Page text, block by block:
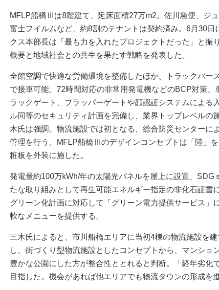
MFLP船橋Ⅲは8階建て、延床面積27万m2。佐川急便、ジ
富士フイルムなど、約8割のテナントは契約済み。6月30日
クス本部長は「最も力を入れたプロジェクトだった」と
概要と地域社会との共生を果たす戦略を発表した。
全館空調で快適な労働環境を整備したほか、トラックバー
で接車可能。72時間対応の非常用発電機などのBCP対策、
ラックゲート、フラッパーゲートや顔認証システムによる
ル同等のセキュリティ計画を完備し、業界トップレベルの
木氏は強調。物流施設では初となる、総合防災センターに
管理を行う。MFLP船橋Ⅲのデザインコンセプトは「陸」
粧板を外装に施した。
発電量約100万kWh/年の太陽光パネルを屋上に設置、SDG
たな取り組みとして再生可能エネルギー指定の非化石証書
グリーン化計画に対応して「グリーン電力提供サービス」
軟なメニューを提供する。
三木氏によると、市川船橋エリアに当初4棟の物流施設を
し、街づくり型物流施設としたコンセプトから、マンショ
豊かな公園にした方が整合性ととれると判断。「経年劣化
目指した。機会があれば他エリアでも物流タウンの形成を